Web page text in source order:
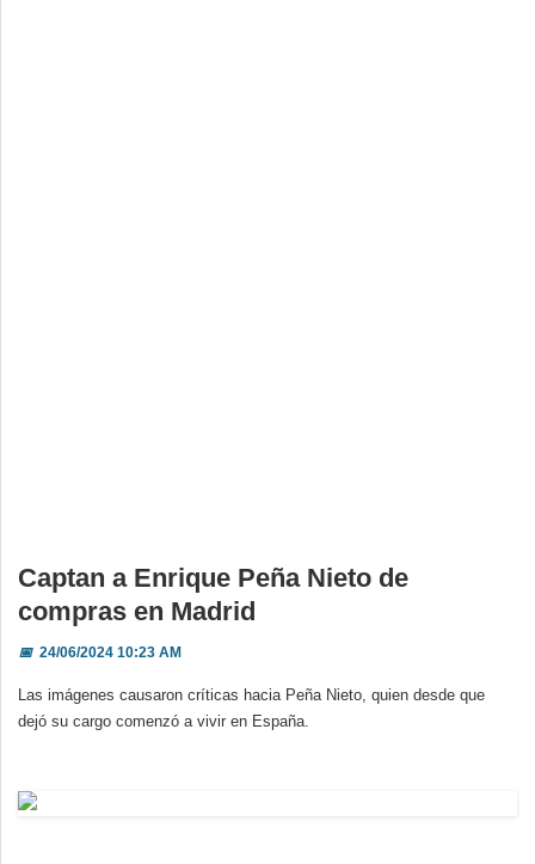
Captan a Enrique Peña Nieto de
compras en Madrid
📅24/06/2024 10:23 AM
Las imágenes causaron críticas hacia Peña Nieto, quien desde que
dejó su cargo comenzó a vivir en España.